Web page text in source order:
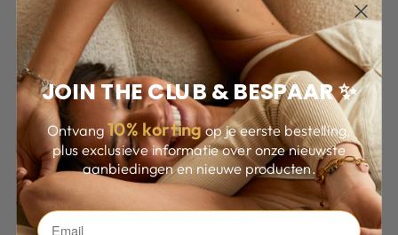
Gratis verzending bij een bestellingen van meer dan
€50,-*
Voor 16u besteld op werkdagen, dezelfde dag
verzonden.
WAAROM ANDEREN FAN ZIJN
JOIN THE CLUB & BESPAAR ✨
Ontvang10% kortingop je eerste bestelling,
plus exclusieve informatie over onze nieuwste
aanbiedingen en nieuwe producten.